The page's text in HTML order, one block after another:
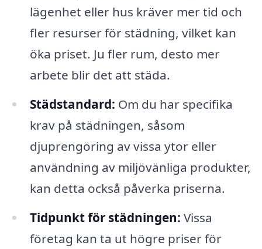
lägenhet eller hus kräver mer tid och
fler resurser för städning, vilket kan
öka priset. Ju fler rum, desto mer
arbete blir det att städa.
Städstandard: Om du har specifika
krav på städningen, såsom
djuprengöring av vissa ytor eller
användning av miljövänliga produkter,
kan detta också påverka priserna.
Tidpunkt för städningen: Vissa
företag kan ta ut högre priser för